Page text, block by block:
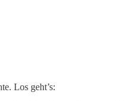
Los geht’s: